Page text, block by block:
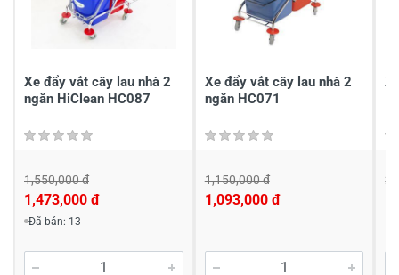
Chia sẻ nhận xét về sản phẩm
Viết nhận xét của bạn
Xe đẩy vắt cây lau nhà 2
ngăn HiClean HC087
1,550,000 đ
1,473,000 đ
Đã bán: 13
Xe đẩy vắt cây lau nhà 2
ngăn HC071
1,150,000 đ
1,093,000 đ